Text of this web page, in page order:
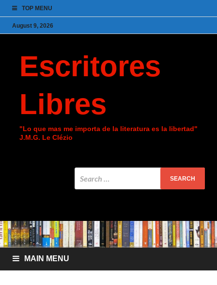
TOP MENU
August 9, 2026
Escritores
Libres
"Lo que mas me importa de la literatura es la libertad"
J.M.G. Le Clézio
MAIN MENU